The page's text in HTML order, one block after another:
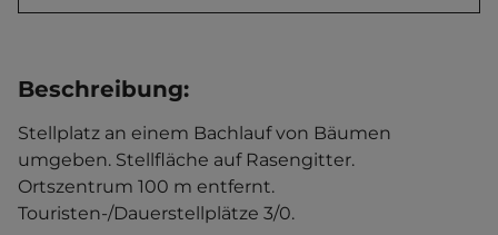
Beschreibung:
Stellplatz an einem Bachlauf von Bäumen
umgeben. Stellfläche auf Rasengitter.
Ortszentrum 100 m entfernt.
Touristen-/Dauerstellplätze 3/0.